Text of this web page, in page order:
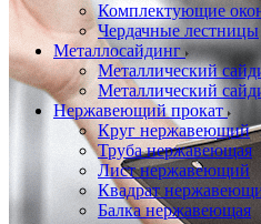
Комплектующие
Чердачные лестницы
Металлосайдинг
Металлический
Металлический
Нержавеющий прокат
Круг нержавеющий
Труба нержавеющая
Лист нержавеющий
Квадрат
Балка нержавеющая